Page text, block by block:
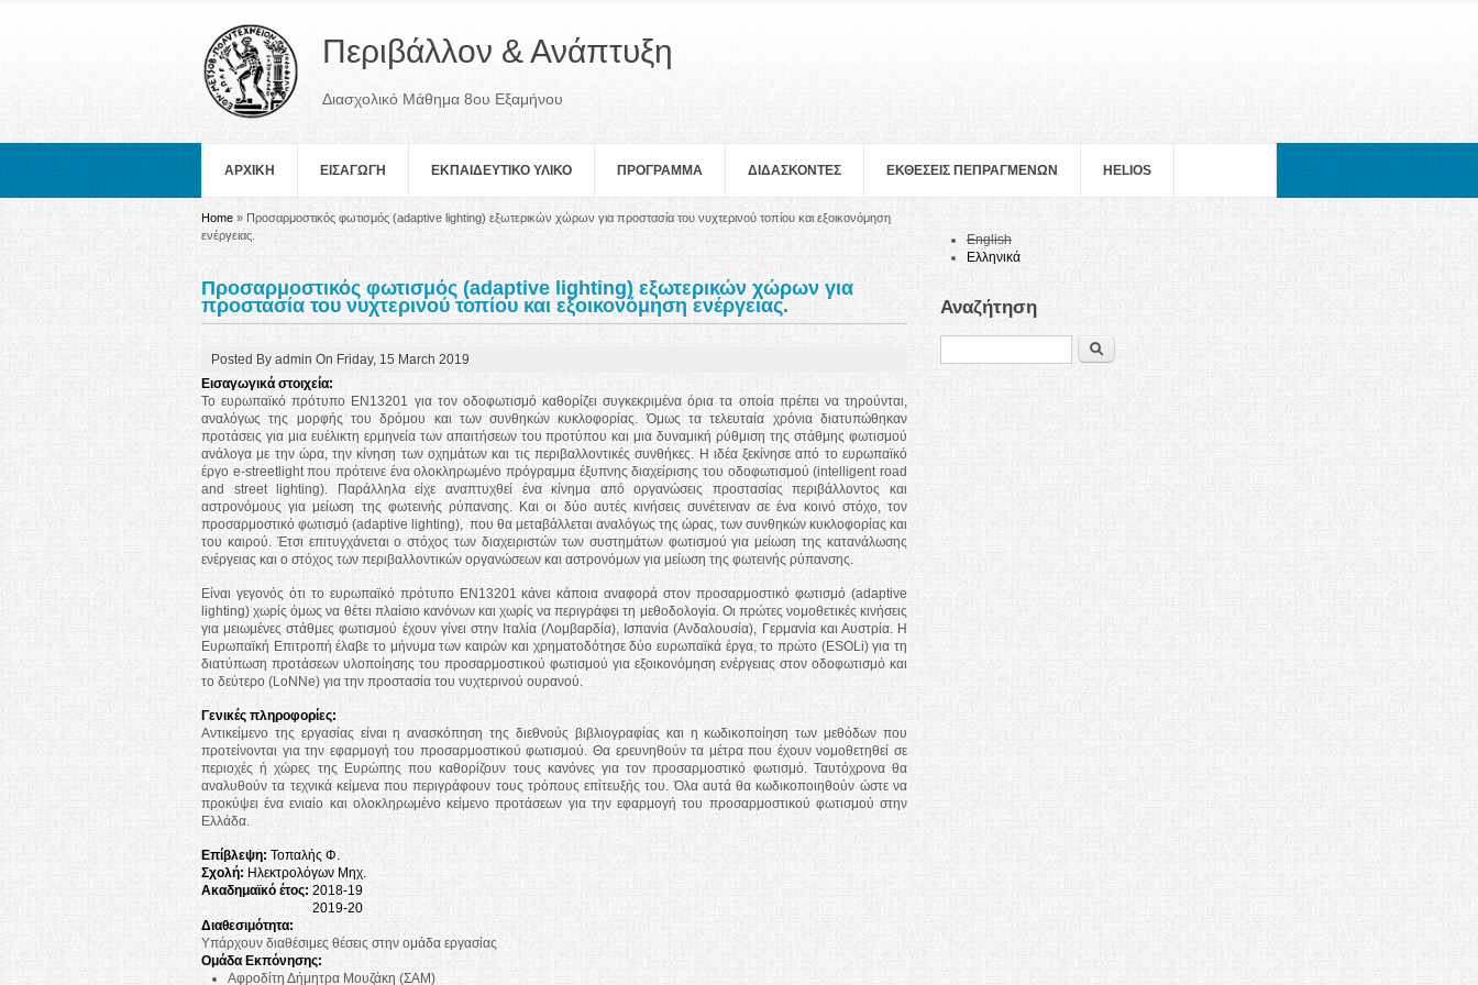
Περιβάλλον & Ανάπτυξη
Διασχολικό Μάθημα 8ου Εξαμήνου
ΑΡΧΙΚΗ ΕΙΣΑΓΩΓΗ ΕΚΠΑΙΔΕΥΤΙΚΟ ΥΛΙΚΟ ΠΡOΓΡΑΜΜΑ ΔΙΔΑΣΚΟΝΤΕΣ ΕΚΘΕΣΕΙΣ ΠΕΠΡΑΓΜΕΝΩΝ HELIOS
You are here
Home » Προσαρμοστικός φωτισμός (adaptive lighting) εξωτερικών χώρων για προστασία του νυχτερινού τοπίου και εξοικονόμηση
ενέργειας.
Προσαρμοστικός φωτισμός (adaptive lighting) εξωτερικών χώρων για
προστασία του νυχτερινού τοπίου και εξοικονόμηση ενέργειας.
Posted By admin On Friday, 15 March 2019
Εισαγωγικά στοιχεία:
Το ευρωπαϊκό πρότυπο ΕΝ13201 για τον οδοφωτισμό καθορίζει συγκεκριμένα όρια τα οποία πρέπει να τηρούνται,
αναλόγως της μορφής του δρόμου και των συνθηκών κυκλοφορίας. Όμως τα τελευταία χρόνια διατυπώθηκαν
προτάσεις για μια ευέλικτη ερμηνεία των απαιτήσεων του προτύπου και μια δυναμική ρύθμιση της στάθμης φωτισμού
ανάλογα με την ώρα, την κίνηση των οχημάτων και τις περιβαλλοντικές συνθήκες. Η ιδέα ξεκίνησε από το ευρωπαϊκό
έργο e-streetlight που πρότεινε ένα ολοκληρωμένο πρόγραμμα έξυπνης διαχείρισης του οδοφωτισμού (intelligent road
and street lighting). Παράλληλα είχε αναπτυχθεί ένα κίνημα από οργανώσεις προστασίας περιβάλλοντος και
αστρονόμους για μείωση της φωτεινής ρύπανσης. Και οι δύο αυτές κινήσεις συνέτειναν σε ένα κοινό στόχο, τον
προσαρμοστικό φωτισμό (adaptive lighting), που θα μεταβάλλεται αναλόγως της ώρας, των συνθηκών κυκλοφορίας και
του καιρού. Έτσι επιτυγχάνεται ο στόχος των διαχειριστών των συστημάτων φωτισμού για μείωση της κατανάλωσης
ενέργειας και ο στόχος των περιβαλλοντικών οργανώσεων και αστρονόμων για μείωση της φωτεινής ρύπανσης.
Είναι γεγονός ότι το ευρωπαϊκό πρότυπο ΕΝ13201 κάνει κάποια αναφορά στον προσαρμοστικό φωτισμό (adaptive
lighting) χωρίς όμως να θέτει πλαίσιο κανόνων και χωρίς να περιγράφει τη μεθοδολογία. Οι πρώτες νομοθετικές κινήσεις
για μειωμένες στάθμες φωτισμού έχουν γίνει στην Ιταλία (Λομβαρδία), Ισπανία (Ανδαλουσία), Γερμανία και Αυστρία. Η
Ευρωπαϊκή Επιτροπή έλαβε το μήνυμα των καιρών και χρηματοδότησε δύο ευρωπαϊκά έργα, το πρώτο (ESOLi) για τη
διατύπωση προτάσεων υλοποίησης του προσαρμοστικού φωτισμού για εξοικονόμηση ενέργειας στον οδοφωτισμό και
το δεύτερο (LoNNe) για την προστασία του νυχτερινού ουρανού.
Γενικές πληροφορίες:
Αντικείμενο της εργασίας είναι η ανασκόπηση της διεθνούς βιβλιογραφίας και η κωδικοποίηση των μεθόδων που
προτείνονται για την εφαρμογή του προσαρμοστικού φωτισμού. Θα ερευνηθούν τα μέτρα που έχουν νομοθετηθεί σε
περιοχές ή χώρες της Ευρώπης που καθορίζουν τους κανόνες για τον προσαρμοστικό φωτισμό. Ταυτόχρονα θα
αναλυθούν τα τεχνικά κείμενα που περιγράφουν τους τρόπους επίτευξής του. Όλα αυτά θα κωδικοποιηθούν ώστε να
προκύψει ένα ενιαίο και ολοκληρωμένο κείμενο προτάσεων για την εφαρμογή του προσαρμοστικού φωτισμού στην
Ελλάδα.
Επίβλεψη: Τοπαλής Φ.
Σχολή: Ηλεκτρολόγων Μηχ.
Ακαδημαϊκό έτος: 2018-19
2019-20
Διαθεσιμότητα:
Υπάρχουν διαθέσιμες θέσεις στην ομάδα εργασίας
Ομάδα Εκπόνησης:
Αφροδίτη Δήμητρα Μουζάκη (ΣΑΜ)
English
Ελληνικά
Αναζήτηση
Search